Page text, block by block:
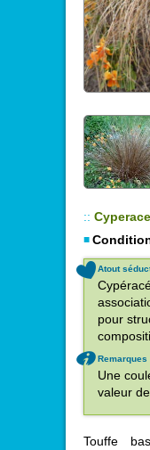
::
Atout
pour
Remarques
Une
valeur
Touffe